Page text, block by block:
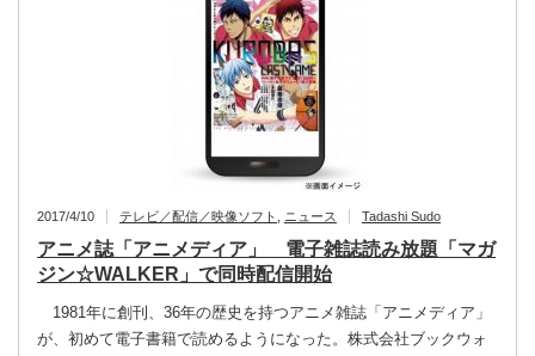
2017/4/10 テレビ／配信／映像ソフト ニュース Tadashi Sudo
アニメ誌「アニメディア」 電子雑誌読み放題「マガ
ジン☆WALKER」で同時配信開始
1981年に創刊、36年の歴史を持つアニメ雑誌「アニメディア」
が、初めて電子書籍で読めるようになった。株式会社ブックウォ